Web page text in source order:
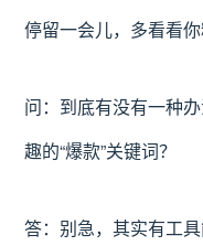
停留一会儿，多看看
问：到底有没有一种
趣的“爆款”关键词？
答：别急，其实有工